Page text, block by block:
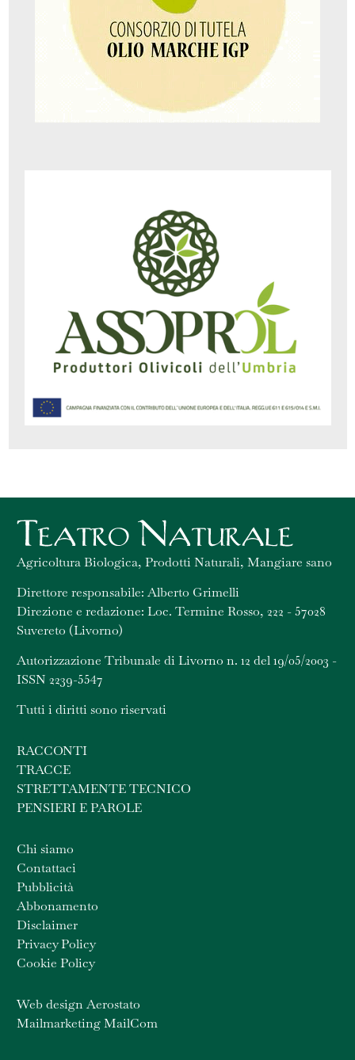
Agricoltura Biologica, Prodotti Naturali, Mangiare sano
Direttore responsabile: Alberto Grimelli
Direzione e redazione: Loc. Termine Rosso, 222 - 57028
Suvereto (Livorno)
Autorizzazione Tribunale di Livorno n. 12 del 19/05/2003 -
ISSN 2239-5547
Tutti i diritti sono riservati
RACCONTI
TRACCE
STRETTAMENTE TECNICO
PENSIERI E PAROLE
Chi siamo
Contattaci
Pubblicità
Abbonamento
Disclaimer
Privacy Policy
Cookie Policy
Web design Aerostato
Mailmarketing MailCom